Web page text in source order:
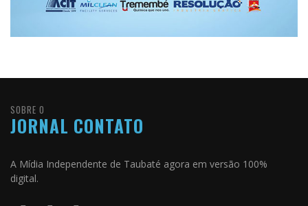
SOBRE O
JORNAL CONTATO
A Mídia Independente de Taubaté agora em versão 100%
digital.